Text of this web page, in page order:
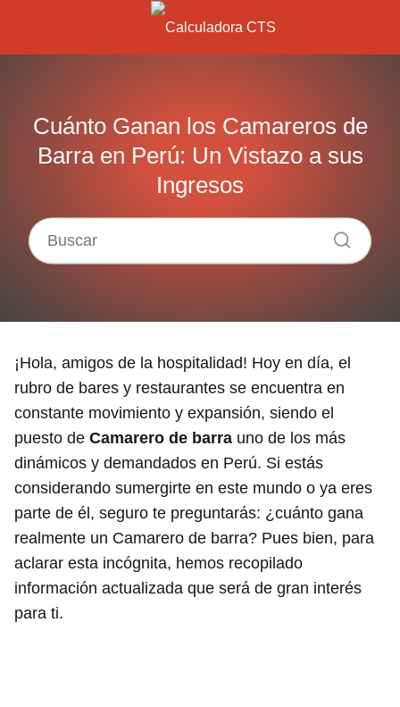
Cuánto Ganan los Camareros de
Barra en Perú: Un Vistazo a sus
Ingresos
¡Hola, amigos de la hospitalidad! Hoy en día, el
rubro de bares y restaurantes se encuentra en
constante movimiento y expansión, siendo el
puesto de Camarero de barra uno de los más
dinámicos y demandados en Perú. Si estás
considerando sumergirte en este mundo o ya eres
parte de él, seguro te preguntarás: ¿cuánto gana
realmente un Camarero de barra? Pues bien, para
aclarar esta incógnita, hemos recopilado
información actualizada que será de gran interés
para ti.